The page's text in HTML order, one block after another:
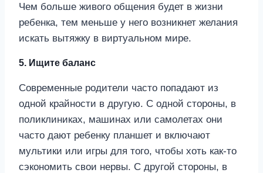
Чем больше живого общения будет в жизни
ребенка, тем меньше у него возникнет желания
искать вытяжку в виртуальном мире.
5. Ищите баланс
Современные родители часто попадают из
одной крайности в другую. С одной стороны, в
поликлиниках, машинах или самолетах они
часто дают ребенку планшет и включают
мультики или игры для того, чтобы хоть как-то
сэкономить свои нервы. С другой стороны, в